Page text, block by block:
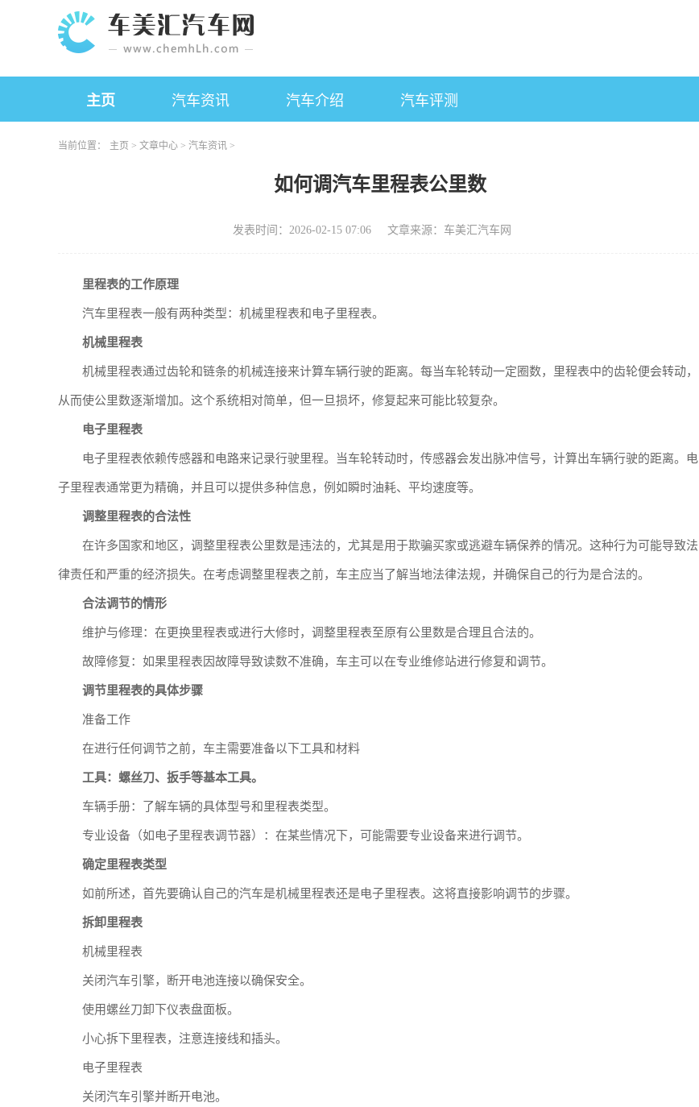
主页 汽车资讯 汽车介绍 汽车评测
当前位置： 主页 > 文章中心 > 汽车资讯 >
如何调汽车里程表公里数
发表时间：2026-02-15 07:06 文章来源：车美汇汽车网
里程表的工作原理
汽车里程表一般有两种类型：机械里程表和电子里程表。
机械里程表
机械里程表通过齿轮和链条的机械连接来计算车辆行驶的距离。每当车轮转动一定圈数，里程表中的齿轮便会转动，
从而使公里数逐渐增加。这个系统相对简单，但一旦损坏，修复起来可能比较复杂。
电子里程表
电子里程表依赖传感器和电路来记录行驶里程。当车轮转动时，传感器会发出脉冲信号，计算出车辆行驶的距离。电
子里程表通常更为精确，并且可以提供多种信息，例如瞬时油耗、平均速度等。
调整里程表的合法性
在许多国家和地区，调整里程表公里数是违法的，尤其是用于欺骗买家或逃避车辆保养的情况。这种行为可能导致法
律责任和严重的经济损失。在考虑调整里程表之前，车主应当了解当地法律法规，并确保自己的行为是合法的。
合法调节的情形
维护与修理：在更换里程表或进行大修时，调整里程表至原有公里数是合理且合法的。
故障修复：如果里程表因故障导致读数不准确，车主可以在专业维修站进行修复和调节。
调节里程表的具体步骤
准备工作
在进行任何调节之前，车主需要准备以下工具和材料
工具：螺丝刀、扳手等基本工具。
车辆手册：了解车辆的具体型号和里程表类型。
专业设备（如电子里程表调节器）：在某些情况下，可能需要专业设备来进行调节。
确定里程表类型
如前所述，首先要确认自己的汽车是机械里程表还是电子里程表。这将直接影响调节的步骤。
拆卸里程表
机械里程表
关闭汽车引擎，断开电池连接以确保安全。
使用螺丝刀卸下仪表盘面板。
小心拆下里程表，注意连接线和插头。
电子里程表
关闭汽车引擎并断开电池。